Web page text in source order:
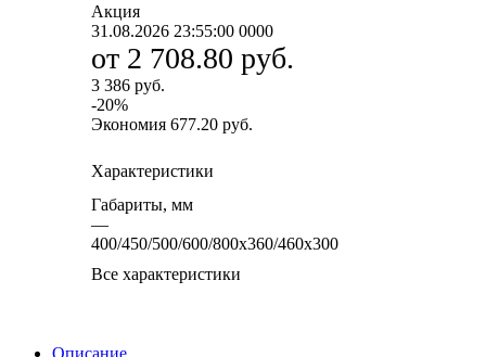
Акция
31.08.2026 23:55:00 0000
от 2 708.80 руб.
3 386 руб.
-20%
Экономия 677.20 руб.
Характеристики
Габариты, мм
—
400/450/500/600/800х360/460х300
Все характеристики
Описание